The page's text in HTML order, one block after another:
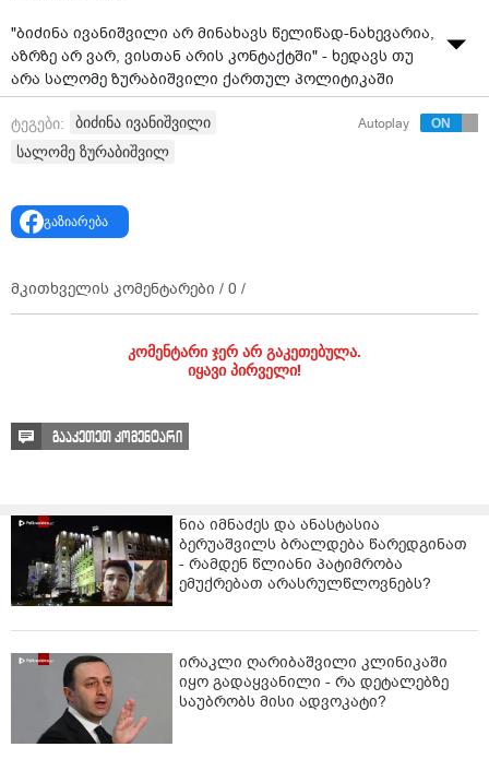
"ბიძინა ივანიშვილი არ მინახავს წელიწად-ნახევარია,
აზრზე არ ვარ, ვისთან არის კონტაქტში" - ხედავს თუ
არა სალომე ზურაბიშვილი ქართულ პოლიტიკაში
ბიძინა ივანიშვილის გავლენას?
ტეგები:
ბიძინა ივანიშვილი
სალომე ზურაბიშვილ
Autoplay
გაზიარება
მკითხველის კომენტარები / 0 /
კომენტარი ჯერ არ გაკეთებულა.
იყავი პირველი!
გააკეთეთ კომენტარი
ნია იმნაძეს და ანასტასია
ბერუაშვილს ბრალდება წარედგინათ
- რამდენ წლიანი პატიმრობა
ემუქრებათ არასრულწლოვნებს?
ირაკლი ღარიბაშვილი კლინიკაში
იყო გადაყვანილი - რა დეტალებზე
საუბრობს მისი ადვოკატი?